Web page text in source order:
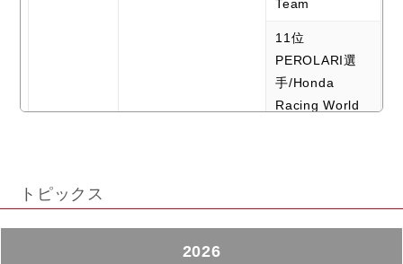
Team
11位
PEROLARI選
手/Honda
Racing World
手/EAB Racing
Team
トピックス
2026